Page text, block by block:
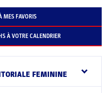
MES FAVORIS
À VOTRE CALENDRIER
FEMININE